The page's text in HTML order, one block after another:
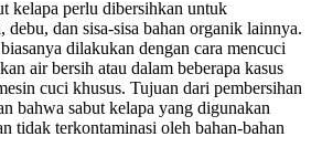
kelapa perlu dibersihkan untuk
dan sisa-sisa bahan organik lainnya.
dilakukan dengan cara mencuci
air bersih atau dalam beberapa kasus
cuci khusus. Tujuan dari pembersihan
bahwa sabut kelapa yang digunakan
tidak terkontaminasi oleh bahan-bahan